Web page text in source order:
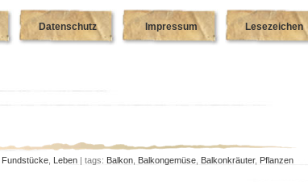
Datenschutz Impressum Lesezeichen
Fundstücke Leben | tags: Balkon Balkongemüse Balkonkräuter, Pflanzen